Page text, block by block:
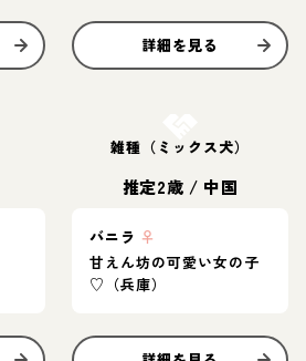
詳細を見る
雑種（ミックス犬）
推定2歳 / 中国
バニラ ♀
甘えん坊の可愛い女の子
♡（兵庫）